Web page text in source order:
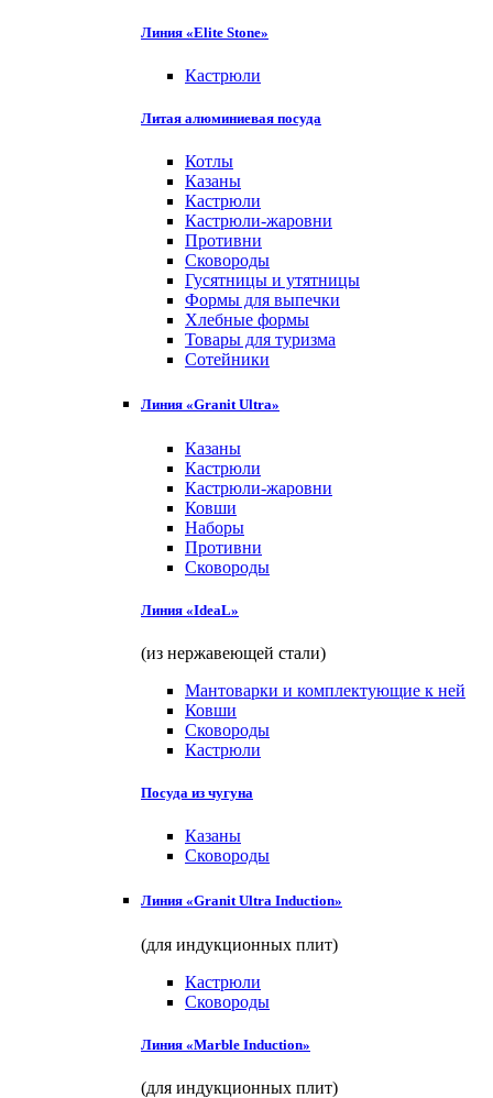
Линия «Elite Stone»
Кастрюли
Литая алюминиевая посуда
Котлы
Казаны
Кастрюли
Кастрюли-жаровни
Противни
Сковороды
Гусятницы и утятницы
Формы для выпечки
Хлебные формы
Товары для туризма
Сотейники
Линия «Granit Ultra»
Казаны
Кастрюли
Кастрюли-жаровни
Ковши
Наборы
Противни
Сковороды
Линия «IdeaL»
(из нержавеющей стали)
Мантоварки и комплектующие к ней
Ковши
Сковороды
Кастрюли
Посуда из чугуна
Казаны
Сковороды
Линия «Granit Ultra Induction»
(для индукционных плит)
Кастрюли
Сковороды
Линия «Marble Induction»
(для индукционных плит)